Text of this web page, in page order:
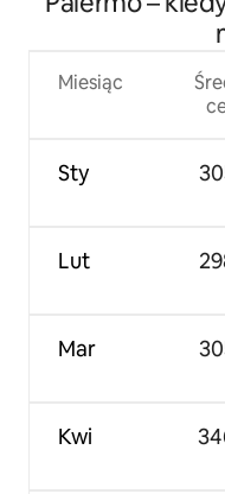
Miesiąc
Sty
Lut
Mar
Kwi